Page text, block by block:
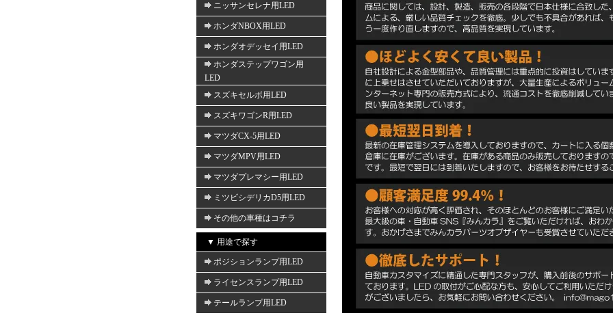
ニッサンセレナ用LED
ホンダNBOX用LED
ホンダオデッセイ用LED
ホンダステップワゴン用
LED
スズキセルボ用LED
スズキワゴンR用LED
マツダCX-5用LED
マツダMPV用LED
マツダプレマシー用LED
ミツビシデリカD5用LED
その他の車種はコチラ
▼ 用途で探す
ポジションランプ用LED
ライセンスランプ用LED
テールランプ用LED